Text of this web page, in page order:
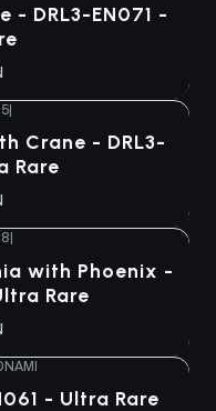
- DRL3-EN071 -
Crane - DRL3-
Rare
with Phoenix -
Rare
- Ultra Rare